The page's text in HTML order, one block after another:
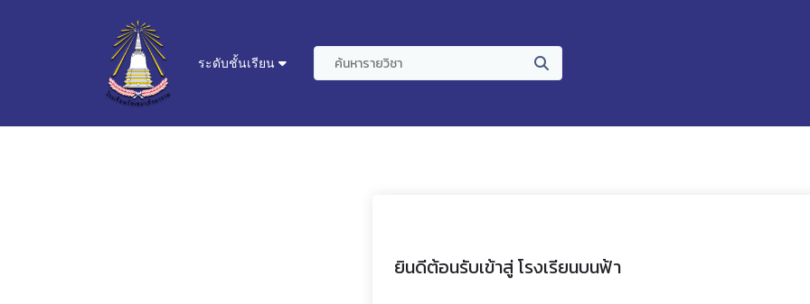
ระดับชั้นเรียน
ยินดีต้อนรับเข้าสู่ โรงเรียนบนฟ้า